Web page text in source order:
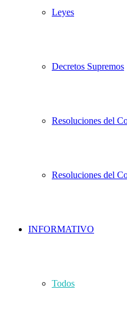
Leyes
Decretos Supremos
Resoluciones del
Resoluciones del
INFORMATIVO
Todos